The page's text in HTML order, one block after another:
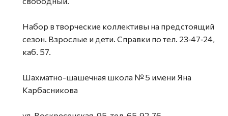
Набор в творческие коллективы на предстоящий
сезон. Взрослые и дети. Справки по тел. 23‑47‑24,
каб. 57.
Шахматно-шашечная школа № 5 имени Яна
Карбасникова